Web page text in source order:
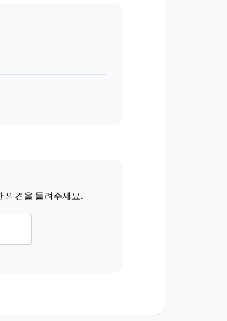
의견을 들려주세요.